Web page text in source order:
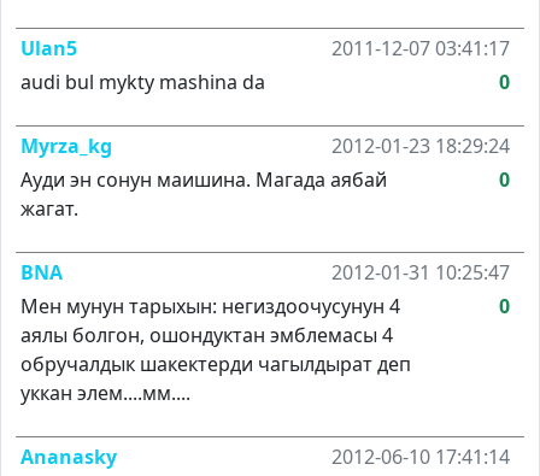
Ulan5
2011-12-07 03:41:17
audi bul mykty mashina da
0
Myrza_kg
2012-01-23 18:29:24
Ауди эн сонун маишина. Магада аябай
жагат.
0
BNA
2012-01-31 10:25:47
Мен мунун тарыхын: негиздоочусунун 4
аялы болгон, ошондуктан эмблемасы 4
обручалдык шакектерди чагылдырат деп
уккан элем....мм....
0
Ananasky
2012-06-10 17:41:14